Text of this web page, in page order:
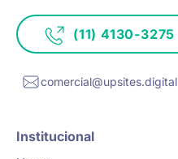
(11) 4130-3275
comercial@upsites.digital
Institucional